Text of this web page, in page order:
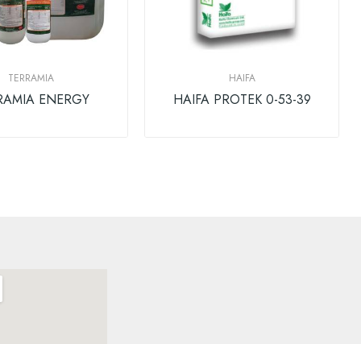
TERRAMIA
ENERGY
HAIFA
HAIFA PROTEK 0-53-39